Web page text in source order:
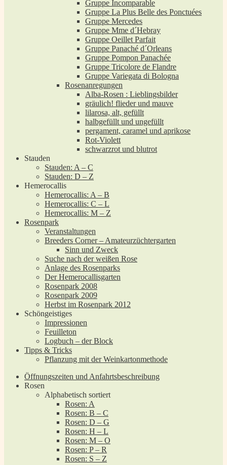
Gruppe Incomparable
Gruppe La Plus Belle des Ponctuées
Gruppe Mercedes
Gruppe Mme d´Hebray
Gruppe Oeillet Parfait
Gruppe Panaché d´Orleans
Gruppe Pompon Panachée
Gruppe Tricolore de Flandre
Gruppe Variegata di Bologna
Rosenanregungen
Alba-Rosen : Lieblingsbilder
gräulich! flieder und mauve
lilarosa, alt, gefüllt
halbgefüllt und ungefüllt
pergament, caramel und aprikose
Rot-Violett
schwarzrot und blutrot
Stauden
Stauden: A – C
Stauden: D – Z
Hemerocallis
Hemerocallis: A – B
Hemerocallis: C – L
Hemerocallis: M – Z
Rosenpark
Veranstaltungen
Breeders Corner – Amateurzüchtergarten
Sinn und Zweck
Suche nach der weißen Rose
Anlage des Rosenparks
Der Hemerocallisgarten
Rosenpark 2008
Rosenpark 2009
Herbst im Rosenpark 2012
Schöngeistiges
Impressionen
Feuilleton
Logbuch – der Block
Tipps & Tricks
Pflanzung mit der Weinkartonmethode
Öffnungszeiten und Anfahrtsbeschreibung
Rosen
Alphabetisch sortiert
Rosen: A
Rosen: B – C
Rosen: D – G
Rosen: H – L
Rosen: M – O
Rosen: P – R
Rosen: S – Z